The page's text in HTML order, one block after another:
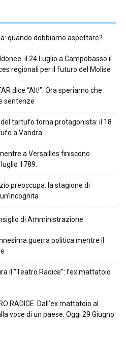
quando dobbiamo aspettare?
il 24 Luglio a Campobasso il
regionali per il futuro del Molise
dice “Alt!”. Ora speriamo che
sentenze
tartufo torna protagonista: il 18
a Vandra
a Versailles finiscono
1789.
preoccupa: la stagione di
di Amministrazione
guerra politica mentre il
il “Teatro Radice”: l’ex mattatoio
RADICE. Dall’ex mattatoio al
voce di un paese. Oggi 29 Giugno